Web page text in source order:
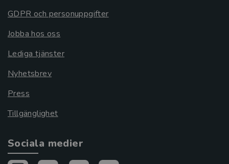
GDPR och personuppgifter
Jobba hos oss
Lediga tjänster
Nyhetsbrev
Press
Tillgänglighet
Sociala medier